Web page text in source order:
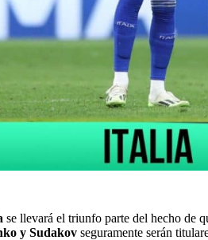
se llevará el triunfo parte del hecho de
y Sudakov seguramente serán